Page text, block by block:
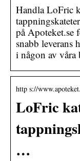
Handla LoFric
på Apoteket.se
snabb
i någon av våra
http s://
LoFric
…